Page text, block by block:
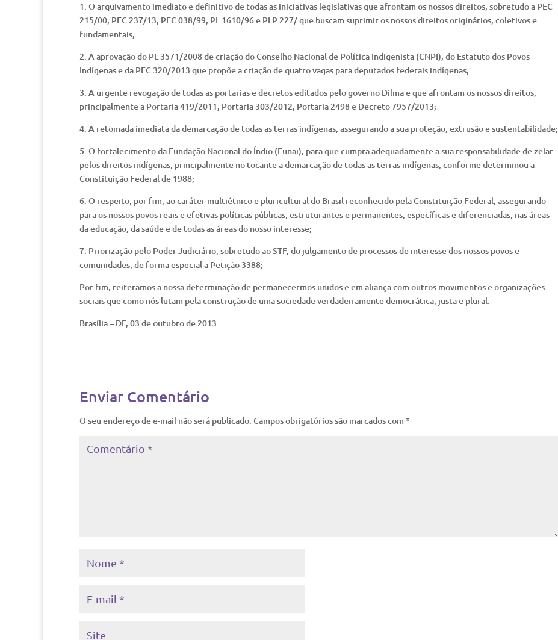
1. O arquivamento imediato e definitivo de todas as iniciativas legislativas que afrontam os nossos direitos, sobretudo a PEC
215/00, PEC 237/13, PEC 038/99, PL 1610/96 e PLP 227/ que buscam suprimir os nossos direitos originários, coletivos e
fundamentais;
2. A aprovação do PL 3571/2008 de criação do Conselho Nacional de Política Indigenista (CNPI), do Estatuto dos Povos
Indígenas e da PEC 320/2013 que propõe a criação de quatro vagas para deputados federais indígenas;
3. A urgente revogação de todas as portarias e decretos editados pelo governo Dilma e que afrontam os nossos direitos,
principalmente a Portaria 419/2011, Portaria 303/2012, Portaria 2498 e Decreto 7957/2013;
4. A retomada imediata da demarcação de todas as terras indígenas, assegurando a sua proteção, extrusão e sustentabilidade;
5. O fortalecimento da Fundação Nacional do Índio (Funai), para que cumpra adequadamente a sua responsabilidade de zelar
pelos direitos indígenas, principalmente no tocante a demarcação de todas as terras indígenas, conforme determinou a
Constituição Federal de 1988;
6. O respeito, por fim, ao caráter multiétnico e pluricultural do Brasil reconhecido pela Constituição Federal, assegurando
para os nossos povos reais e efetivas políticas públicas, estruturantes e permanentes, específicas e diferenciadas, nas áreas
da educação, da saúde e de todas as áreas do nosso interesse;
7. Priorização pelo Poder Judiciário, sobretudo ao STF, do julgamento de processos de interesse dos nossos povos e
comunidades, de forma especial a Petição 3388;
Por fim, reiteramos a nossa determinação de permanecermos unidos e em aliança com outros movimentos e organizações
sociais que como nós lutam pela construção de uma sociedade verdadeiramente democrática, justa e plural.
Brasília – DF, 03 de outubro de 2013.
Enviar Comentário
O seu endereço de e-mail não será publicado. Campos obrigatórios são marcados com *